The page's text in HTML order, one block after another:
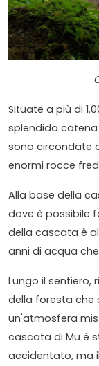
Situate a più di
splendida
sono circondate
enormi rocce
Alla base della
dove è possibile
della cascata è
anni di acqua
Lungo il
della foresta che
un'atmosfera
cascata di Mu è
accidentato, ma